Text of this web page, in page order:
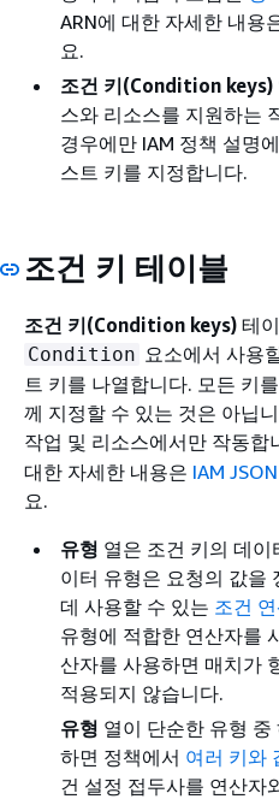
ARN에 대한 자세한 내용
요.
조건 키(Condition keys)
스와 리소스를 지원하는
경우에만 IAM 정책 설명
스트 키를 지정합니다.
조건 키 테이블
조건 키(Condition keys) 테
Condition 요소에서 사용
트 키를 나열합니다. 모든 키
께 지정할 수 있는 것은 아닙
작업 및 리소스에서만 작동합
대한 자세한 내용은 IAM
요.
유형 열은 조건 키의 데
이터 유형은 요청의 값을
데 사용할 수 있는 조건
유형에 적합한 연산자를
산자를 사용하면 매치가
적용되지 않습니다.
유형 열이 단순한 유형
하면 정책에서 여러 키와
건 설정 접두사를 연산자